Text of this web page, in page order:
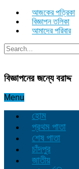
আজকের পত্রিকা
বিজ্ঞাপন তলিকা
আমাদের পরিবার
বিজ্ঞাপনের জন্যে বরাদ্দ
Menu
হোম
প্রথম পাতা
শেষ পাতা
চাঁদপুর
জাতীয়